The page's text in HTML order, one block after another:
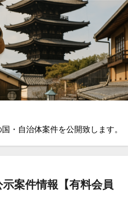
・自治体案件を公開致します。
案件情報【有料会員